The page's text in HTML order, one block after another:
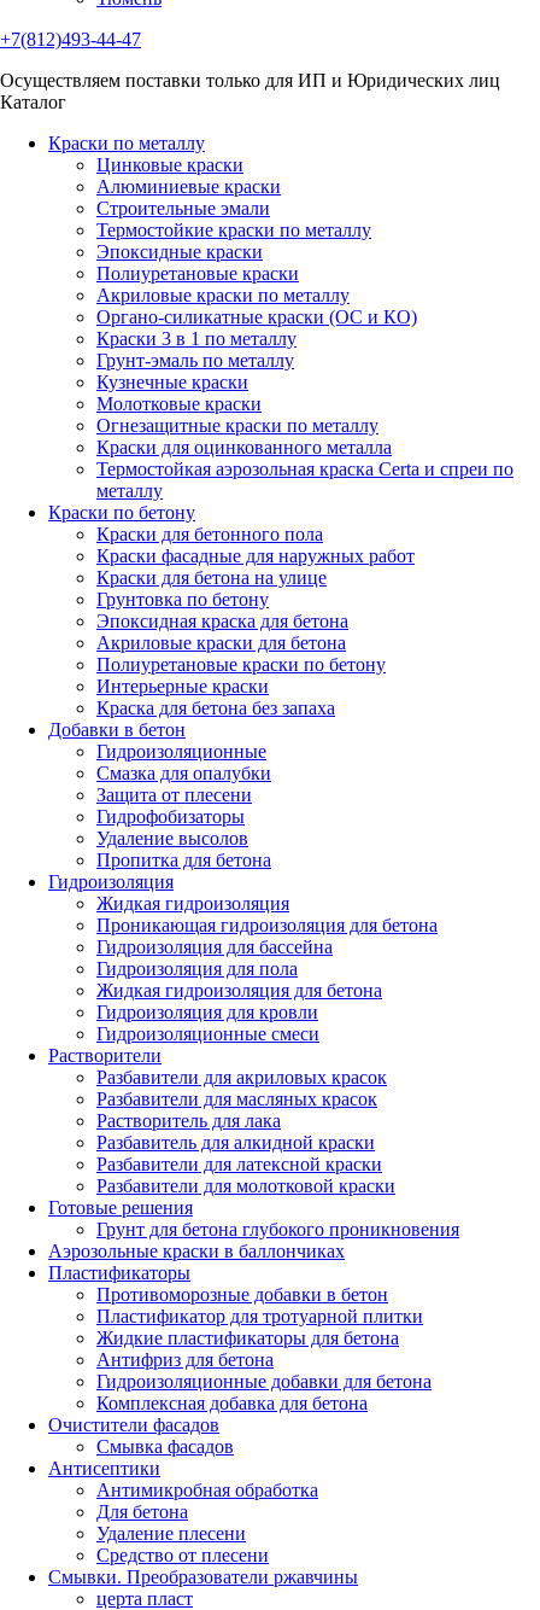
+7(812)493-44-47
Осуществляем поставки только для ИП и Юридических лиц
Каталог
Краски по металлу
Цинковые краски
Алюминиевые краски
Строительные эмали
Термостойкие краски по металлу
Эпоксидные краски
Полиуретановые краски
Акриловые краски по металлу
Органо-силикатные краски (ОС и КО)
Краски 3 в 1 по металлу
Грунт-эмаль по металлу
Кузнечные краски
Молотковые краски
Огнезащитные краски по металлу
Краски для оцинкованного металла
Термостойкая аэрозольная краска Certa и спреи по
металлу
Краски по бетону
Краски для бетонного пола
Краски фасадные для наружных работ
Краски для бетона на улице
Грунтовка по бетону
Эпоксидная краска для бетона
Акриловые краски для бетона
Полиуретановые краски по бетону
Интерьерные краски
Краска для бетона без запаха
Добавки в бетон
Гидроизоляционные
Смазка для опалубки
Защита от плесени
Гидрофобизаторы
Удаление высолов
Пропитка для бетона
Гидроизоляция
Жидкая гидроизоляция
Проникающая гидроизоляция для бетона
Гидроизоляция для бассейна
Гидроизоляция для пола
Жидкая гидроизоляция для бетона
Гидроизоляция для кровли
Гидроизоляционные смеси
Растворители
Разбавители для акриловых красок
Разбавители для масляных красок
Растворитель для лака
Разбавитель для алкидной краски
Разбавители для латексной краски
Разбавители для молотковой краски
Готовые решения
Грунт для бетона глубокого проникновения
Аэрозольные краски в баллончиках
Пластификаторы
Противоморозные добавки в бетон
Пластификатор для тротуарной плитки
Жидкие пластификаторы для бетона
Антифриз для бетона
Гидроизоляционные добавки для бетона
Комплексная добавка для бетона
Очистители фасадов
Смывка фасадов
Антисептики
Антимикробная обработка
Для бетона
Удаление плесени
Средство от плесени
Смывки. Преобразователи ржавчины
церта пласт